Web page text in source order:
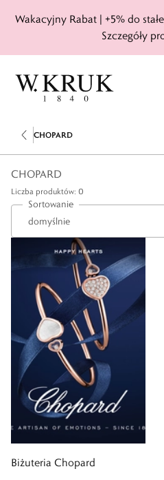
Wakacyjny Rabat | +5% do
Szczegóły
CHOPARD
CHOPARD
Liczba produktów: 0
Sortowanie
Biżuteria Chopard